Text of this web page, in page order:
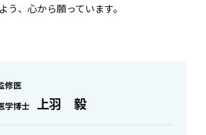
う、心から願っています。
修医
学博士
上羽 毅